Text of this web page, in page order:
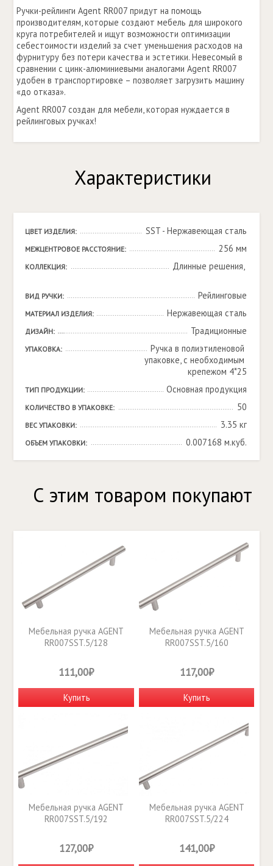
Ручки-рейлинги Аgent RR007 придут на помощь
производителям, которые создают мебель для широкого
круга потребителей и ищут возможности оптимизации
себестоимости изделий за счет уменьшения расходов на
фурнитуру без потери качества и эстетики. Невесомый в
сравнении с цинк-алюминиевыми аналогами Аgent RR007
удобен в транспортировке – позволяет загрузить машину
«до отказа».
Аgent RR007 создан для мебели, которая нуждается в
рейлинговых ручках!
Характеристики
ЦВЕТ ИЗДЕЛИЯ: SST - Нержавеющая сталь
МЕЖЦЕНТРОВОЕ РАССТОЯНИЕ: 256 мм
КОЛЛЕКЦИЯ: Длинные решения,
ВИД РУЧКИ: Рейлинговые
МАТЕРИАЛ ИЗДЕЛИЯ: Нержавеющая сталь
ДИЗАЙН: Традиционные
УПАКОВКА:
Ручка в полиэтиленовой
упаковке, с необходимым
крепежом 4*25
ТИП ПРОДУКЦИИ: Основная продукция
КОЛИЧЕСТВО В УПАКОВКЕ: 50
ВЕС УПАКОВКИ: 3.35 кг
ОБЪЕМ УПАКОВКИ: 0.007168 м.куб.
С этим товаром покупают
Мебельная ручка AGENT
RR007SST.5/128
111,00₽
Купить
Мебельная ручка AGENT
RR007SST.5/160
117,00₽
Купить
Мебельная ручка AGENT
RR007SST.5/192
127,00₽
Мебельная ручка AGENT
RR007SST.5/224
141,00₽